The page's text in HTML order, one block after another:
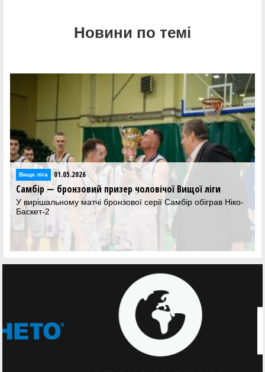
Новини по темі
Вища лiга 01.05.2026
Самбір — бронзовий призер чоловічої Вищої ліги
У вирішальному матчі бронзової серії Самбір обіграв Ніко-
Баскет-2